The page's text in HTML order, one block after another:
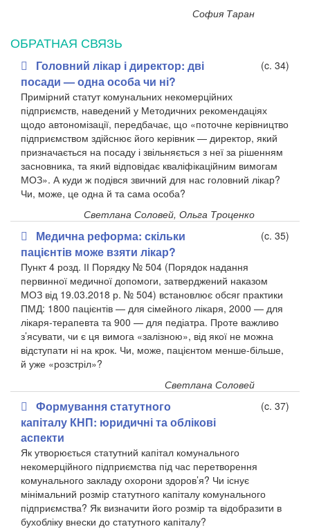
София Таран
ОБРАТНАЯ СВЯЗЬ
Головний лікар і директор: дві
посади — одна особа чи ні?
(c. 34)
Примірний статут комунальних некомерційних
підприємств, наведений у Методичних рекомендаціях
щодо автономізації, передбачає, що «поточне керівництво
підприємством здійснює його керівник — директор, який
призначається на посаду і звільняється з неї за рішенням
засновника, та який відповідає кваліфікаційним вимогам
МОЗ». А куди ж подівся звичний для нас головний лікар?
Чи, може, це одна й та сама особа?
Светлана Соловей, Ольга Троценко
Медична реформа: скільки
пацієнтів може взяти лікар?
(c. 35)
Пункт 4 розд. ІІ Порядку № 504 (Порядок надання
первинної медичної допомоги, затверджений наказом
МОЗ від 19.03.2018 р. № 504) встановлює обсяг практики
ПМД: 1800 пацієнтів — для сімейного лікаря, 2000 — для
лікаря-терапевта та 900 — для педіатра. Проте важливо
з’ясувати, чи є ця вимога «залізною», від якої не можна
відступати ні на крок. Чи, може, пацієнтом менше-більше,
й уже «розстріл»?
Светлана Соловей
Формування статутного
капіталу КНП: юридичні та облікові
аспекти
(c. 37)
Як утворюється статутний капітал комунального
некомерційного підприємства під час перетворення
комунального закладу охорони здоров’я? Чи існує
мінімальний розмір статутного капіталу комунального
підприємства? Як визначити його розмір та відобразити в
бухобліку внески до статутного капіталу?